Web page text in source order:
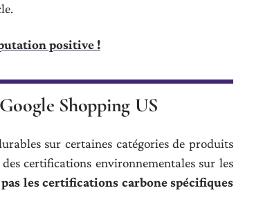
positive !
Shopping US
sur certaines catégories de produits
certifications environnementales sur les
les certifications carbone spécifiques